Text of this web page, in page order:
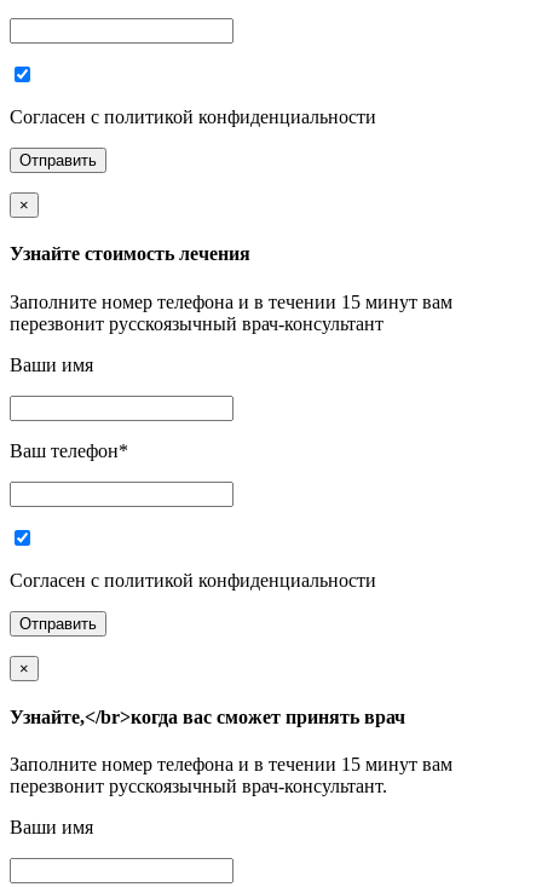
Согласен с политикой конфиденциальности
×
Узнайте стоимость лечения
Заполните номер телефона и в течении 15 минут вам
перезвонит русскоязычный врач-консультант
Ваши имя
Ваш телефон*
Согласен с политикой конфиденциальности
×
Узнайте,</br>когда вас сможет принять врач
Заполните номер телефона и в течении 15 минут вам
перезвонит русскоязычный врач-консультант.
Ваши имя